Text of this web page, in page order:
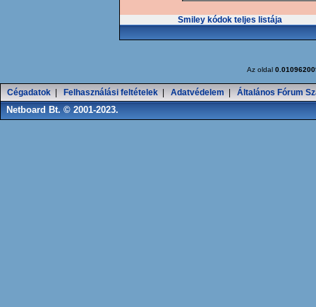
Smiley kódok teljes listája
Az oldal
Cégadatok Felhasználási feltételek Adatvédelem Általános Fórum
Netboard Bt. © 2001-2023.